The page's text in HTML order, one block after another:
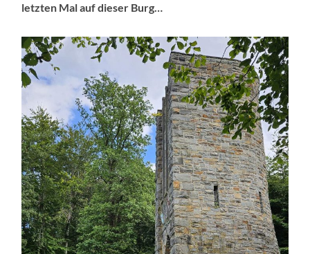
letzten Mal auf dieser Burg…